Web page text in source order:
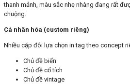
thanh mảnh, màu sắc nhẹ nhàng đang rất
chuộng.
Cá nhân hóa (custom riêng)
Nhiều cặp đôi lựa chọn in tag theo concept
Chủ đề biển
Chủ đề cổ tích
Chủ đề vintage